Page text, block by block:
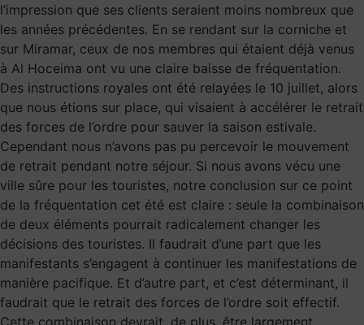
l’impression que ses clients seraient moins nombreux que
les années précédentes. En se rendant sur la corniche et
sur Miramar, ceux de nos membres qui étaient déjà venus
à Al Hoceima ont vu une claire baisse de fréquentation.
Des instructions royales ont été relayées le 10 juillet, alors
que nous étions sur place, qui visaient à accélérer le retrait
des forces de l’ordre pour sauver la saison estivale.
Cependant nous n’avons pas pu percevoir le mouvement
de retrait pendant notre séjour. Si nous avons vécu une
ville sûre pour les touristes, notre conclusion sur ce point
de la fréquentation cet été est claire : seule la combinaison
de deux éléments pourrait radicalement changer les
décisions des touristes. Il faudrait d’une part que les
manifestants s’engagent à continuer les manifestations de
manière pacifique. Et d’autre part, et c’est déterminant, il
faudrait que le retrait des forces de l’ordre soit effectif.